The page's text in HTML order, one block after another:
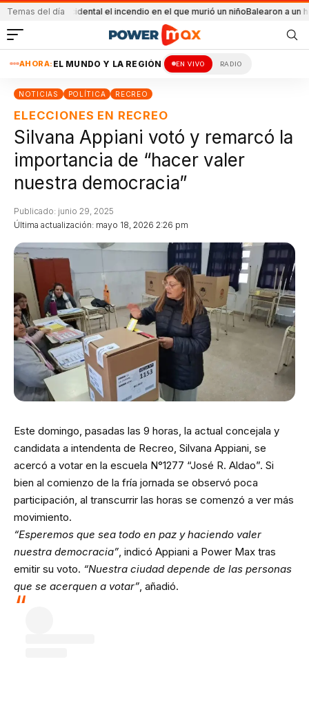
Temas del día
Fue accidental el incendio en el que murió un niñoBalearon a un hombre
AHORA: EL MUNDO Y LA REGIÓN EN VIVO RADIO
NOTICIAS POLÍTICA RECREO
ELECCIONES EN RECREO
Silvana Appiani votó y remarcó la
importancia de “hacer valer
nuestra democracia”
Última actualización: mayo 18, 2026 2:26 pm
Publicado: junio 29, 2025
Este domingo, pasadas las 9 horas, la actual concejala y
candidata a intendenta de Recreo, Silvana Appiani, se
acercó a votar en la escuela N°1277 “José R. Aldao”. Si
bien al comienzo de la fría jornada se observó poca
participación, al transcurrir las horas se comenzó a ver más
movimiento.
“Esperemos que sea todo en paz y haciendo valer
nuestra democracia” , indicó Appiani a Power Max tras
emitir su voto. “Nuestra ciudad depende de las personas
que se acerquen a votar” , añadió.